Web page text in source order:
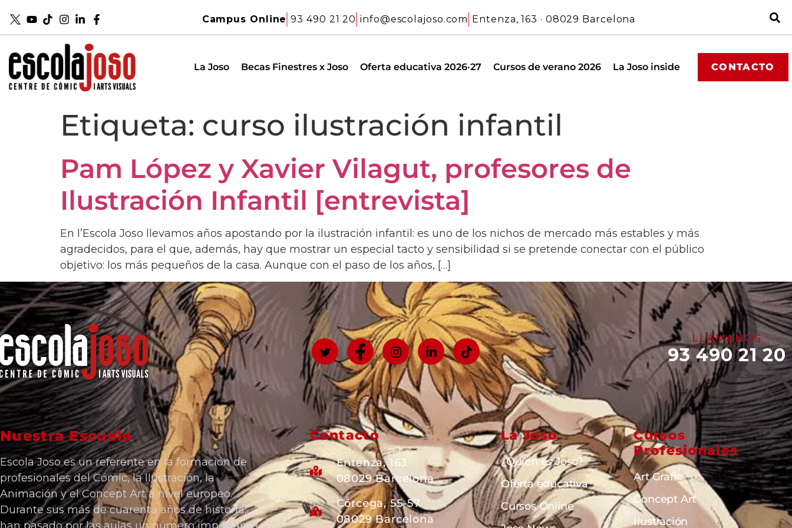
Campus Online 93 490 21 20 info@escolajoso.com Entenza, 163 · 08029 Barcelona
La Joso Becas Finestres x Joso Oferta educativa 2026·27 Cursos de verano 2026 La Joso inside CONTACTO
Etiqueta: curso ilustración infantil
Pam López y Xavier Vilagut, profesores de
Ilustración Infantil [entrevista]
En l’Escola Joso llevamos años apostando por la ilustración infantil: es uno de los nichos de mercado más estables y más
agradecidos, para el que, además, hay que mostrar un especial tacto y sensibilidad si se pretende conectar con el público
objetivo: los más pequeños de la casa. Aunque con el paso de los años, […]
LLÁMANOS
93 490 21 20
Nuestra Escuela
Escola Joso es un referente en la formación de
profesionales del Cómic, la Ilustración, la
Animación y el Concept Art a nivel europeo.
Durante sus más de cuarenta años de historia,
Contacto
Entenza, 163
08029 Barcelona
Córcega, 55-57
08029 Barcelona
La Joso
¿Quien es Joso?
Oferta educativa
Cursos Online
Cursos
Profesionales
Art Grafic
Concept Art
Ilustración